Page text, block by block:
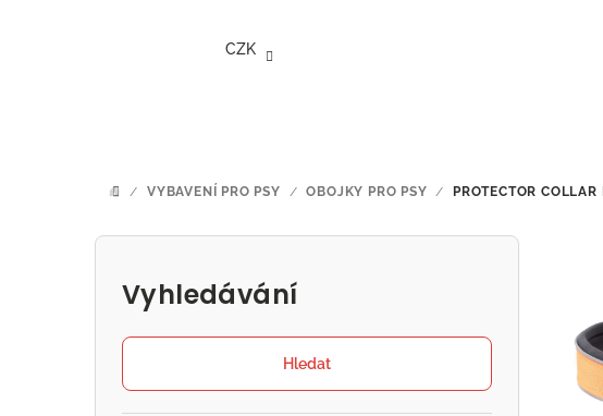
CZK
DOMŮ
/ VYBAVENÍ PRO PSY / OBOJKY PRO PSY / PROTECTOR COLLAR
P
Vyhledávání
Hledat